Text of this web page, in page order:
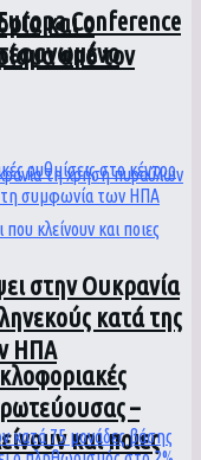
Conference
–
και ποιες
και ο
από τον
στην Ουκρανία
κατά της
ΗΠΑ